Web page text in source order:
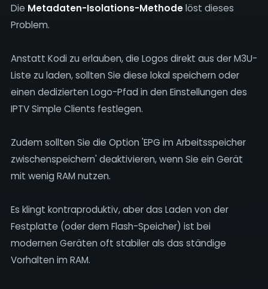
Die Metadaten-Isolations-Methodelöst dieses
Problem.
Anstatt Kodi zu erlauben, die Logos direkt aus der M3U-
Liste zu laden, sollten Sie diese lokal speichern oder
einen dedizierten Logo-Pfad in den Einstellungen des
IPTV Simple Clients festlegen.
Zudem sollten Sie die Option 'EPG im Arbeitsspeicher
zwischenspeichern' deaktivieren, wenn Sie ein Gerät
mit wenig RAM nutzen.
Es klingt kontraproduktiv, aber das Laden von der
Festplatte (oder dem Flash-Speicher) ist bei
modernen Geräten oft stabiler als das ständige
Vorhalten im RAM.